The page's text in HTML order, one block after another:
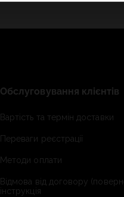
Обслуговування клієнтів
Вартість та термін доставки
Переваги реєстрації
Методи оплати
Відмова від договору
інструкція